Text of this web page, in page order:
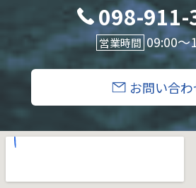
098-911-
営業時間 09:00〜
お問い合